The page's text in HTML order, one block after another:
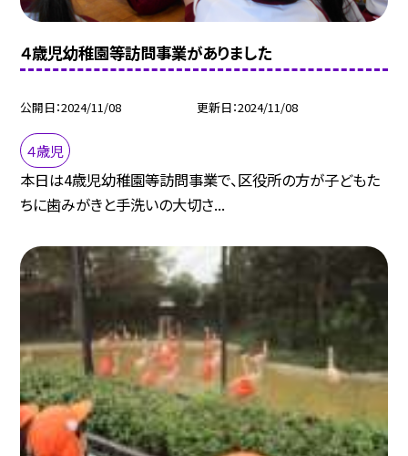
４歳児幼稚園等訪問事業がありました
公開日 2024/11/08 更新日 2024/11/08
４歳児
本日は4歳児幼稚園等訪問事業で、区役所の方が子どもた
ちに歯みがきと手洗いの大切さ...